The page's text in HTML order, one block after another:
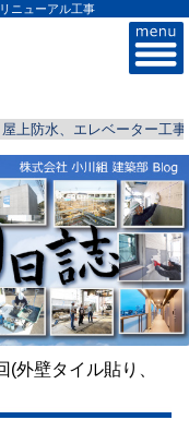
ニューアル工事
上防水、エレベーター工事
外壁タイル貼り、